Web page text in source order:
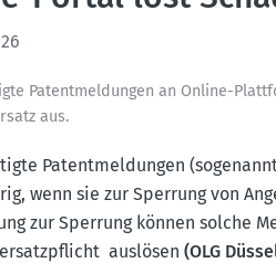
Patent­mel­dungen an Online-
aus.
Patent­mel­dungen
wenn sie zur Sperrung von
zur Sperrung können solche
auslösen(OLG